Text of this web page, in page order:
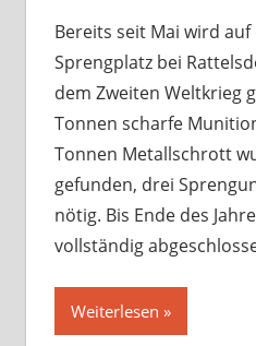
Bereits seit Mai wird
Sprengplatz bei
dem Zweiten Weltkrieg
Tonnen scharfe
Tonnen Metallschrott
gefunden, drei
nötig. Bis Ende des
vollständig
Weiterlesen